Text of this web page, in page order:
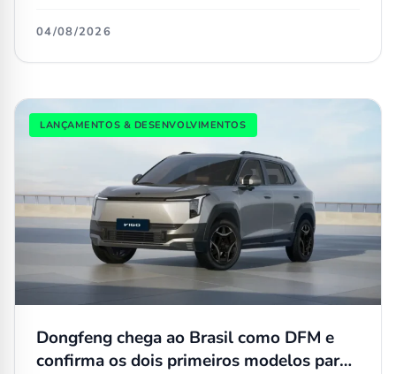
04/08/2026
LANÇAMENTOS & DESENVOLVIMENTOS
Dongfeng chega ao Brasil como DFM e
confirma os dois primeiros modelos para